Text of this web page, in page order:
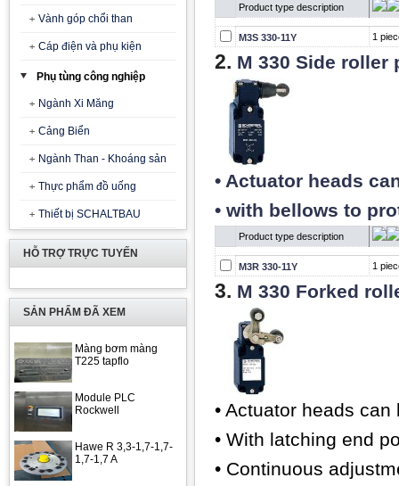
Vành góp chổi than
Cáp điện và phụ kiện
Phụ tùng công nghiệp
Ngành Xi Măng
Cảng Biển
Ngành Than - Khoáng sản
Thực phẩm đồ uống
Thiết bị SCHALTBAU
HỖ TRỢ TRỰC TUYẾN
SẢN PHẨM ĐÃ XEM
Màng bơm màng
T225 tapflo
Module PLC
Rockwell
Hawe R 3,3-1,7-1,7-
1,7-1,7 A
Product type description
M3S 330-11Y 1
2. M 330 Side roller
• Actuator heads
• with bellows to
Product type description
M3R 330-11Y 1
3. M 330 Forked
• Actuator heads
• With latching end
• Continuous